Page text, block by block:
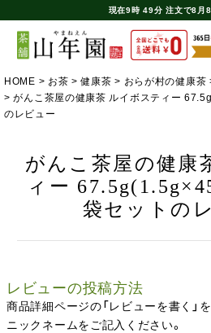
現在9時 49分 注文で8月
HOME お茶 健康茶 おらが村の健康茶
がんこ茶屋の健康茶 ルイボスティー
のレビュー
がんこ茶屋の健康
ィー
袋セットの
レビューの投稿方法
商品詳細ページの「レビューを書く」
ニックネームをご記入ください。